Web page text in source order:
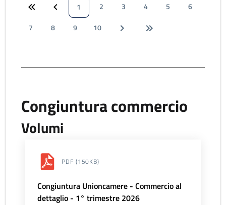
1 2 3 4 5
6
7
8 9 10
Congiuntura commercio
Volumi
PDF (150KB)
Congiuntura Unioncamere - Commercio al
dettaglio - 1° trimestre 2026